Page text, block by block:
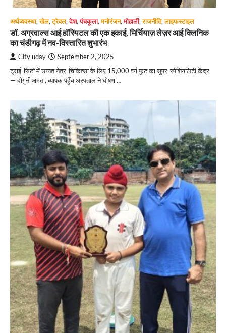
अर्थव्यवस्था,खेल,ट्रेवल,देश,पंचकूला,मनोरंजन,मोहाली,राजनीति,लाइफस्टाइल
डॉ. अग्रवाल्स आई हॉस्पिटल की एक इकाई, मिर्चियाज़ लेज़र आई क्लिनिक
का चंडीगढ़ में नव-विस्तारित शुभारंभ
City uday September 2, 2025
ट्राई-सिटी में उन्नत नेत्र-चिकित्सा के लिए 15,000 वर्ग फुट का सुपर-स्पेशियलिटी केंद्र
— दोगुनी क्षमता, व्यापक पहुँच अस्पताल ने घोषणा…